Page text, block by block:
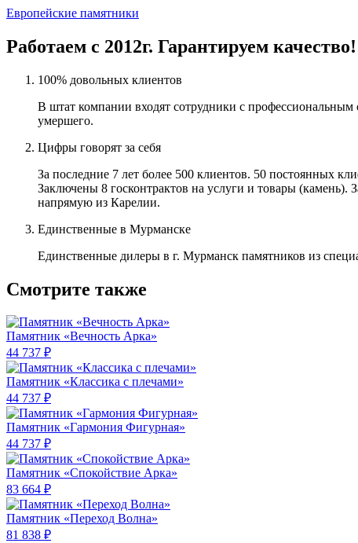
Европейские памятники
Работаем с 2012г. Гарантируем качество!
100% довольных клиентов
В штат компании входят сотрудники с
умершего.
Цифры говорят за себя
За последние 7 лет более 500 клиентов. 50 постоянных
Заключены 8 госконтрактов на услуги и товары (камень).
напрямую из Карелии.
Единственные в Мурманске
Единственные дилеры в г. Мурманск памятников из
Смотрите также
Памятник «Вечность Арка»
44 737 ₽
Памятник «Классика c плечами»
44 737 ₽
Памятник «Гармония Фигурная»
44 737 ₽
Памятник «Спокойствие Арка»
83 664 ₽
Памятник «Переход Волна»
81 838 ₽